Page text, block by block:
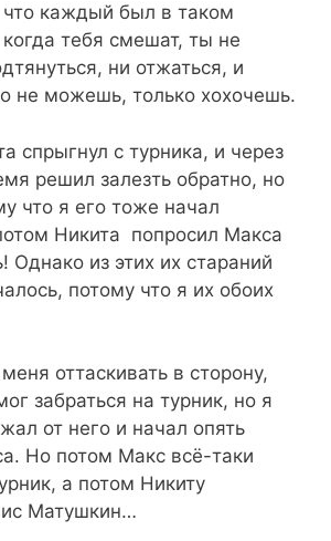
каждый был в таком
тебя смешат, ты не
ни отжаться, и
не можешь, только хохочешь.
спрыгнул с турника, и через
решил залезть обратно, но
что я его тоже начал
Никита попросил Макса
Однако из этих их стараний
потому что я их обоих
оттаскивать в сторону,
забраться на турник, но я
от него и начал опять
Но потом Макс всё-таки
а потом Никиту
Матушкин…